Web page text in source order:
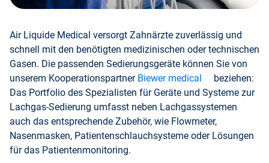
Air Liquide Medical versorgt Zahnärzte zuverlässig und
schnell mit den benötigten medizinischen oder technischen
Gasen. Die passenden Sedierungsgeräte können Sie von
unserem Kooperationspartner Biewer medical
beziehen:
Das Portfolio des Spezialisten für Geräte und Systeme zur
Lachgas-Sedierung umfasst neben Lachgassystemen
auch das entsprechende Zubehör, wie Flowmeter,
Nasenmasken, Patientenschlauchsysteme oder Lösungen
für das Patientenmonitoring.